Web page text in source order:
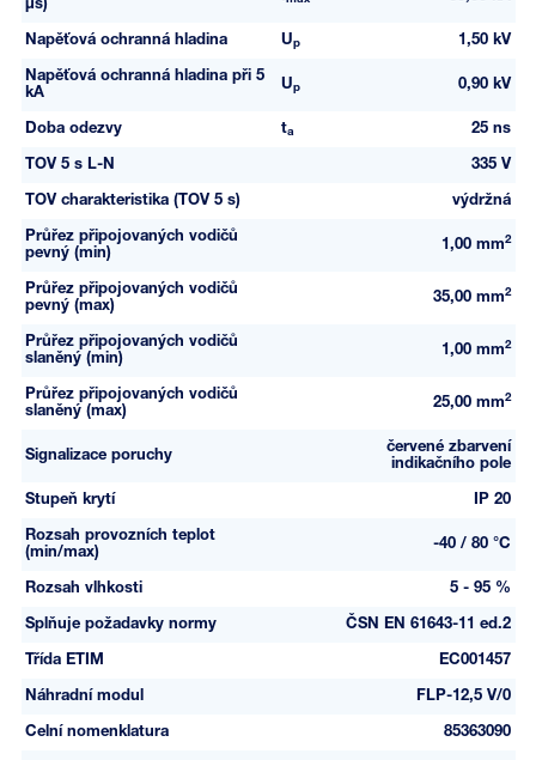
µs)
Napěťová ochranná hladina Up 1,50 kV
Napěťová ochranná hladina při 5
kA
Up 0,90 kV
Doba odezvy ta 25 ns
TOV 5 s L-N 335 V
TOV charakteristika (TOV 5 s) výdržná
Průřez připojovaných vodičů
pevný (min)
1,00 mm2
Průřez připojovaných vodičů
pevný (max)
35,00 mm2
Průřez připojovaných vodičů
slaněný (min)
1,00 mm2
Průřez připojovaných vodičů
slaněný (max)
25,00 mm2
Signalizace poruchy
červené zbarvení
indikačního pole
Stupeň krytí IP 20
Rozsah provozních teplot
(min/max)
-40 / 80 °C
Rozsah vlhkosti 5 - 95 %
Splňuje požadavky normy ČSN EN 61643-11 ed.2
Třída ETIM EC001457
Náhradní modul FLP-12,5 V/0
Celní nomenklatura 85363090